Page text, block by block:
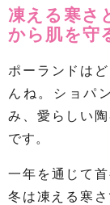
凍える寒さ
から肌を守
ポーランドは
んね。ショパ
み、愛らしい
です。
一年を通じて
冬は凍える寒